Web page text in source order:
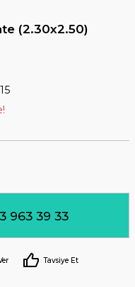
(2.30x2.50)
963 39 33
Tavsiye Et